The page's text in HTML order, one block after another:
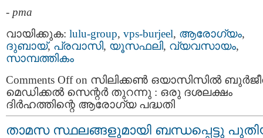
- pma
വായിക്കുക: lulu-group, vps-burjeel, ആരോഗ്യം,
ദുബായ്‌, പ്രവാസി, യൂസഫലി, വ്യവസായം,
സാമ്പത്തികം
Comments Offon സിലിക്കൺ ഒയാസിസിൽ
മെഡിക്കൽ സെന്റർ തുറന്നു : ഒരു ദശലക്ഷം
ദിർഹത്തിന്റെ ആരോഗ്യ പദ്ധതി
താമസ സ്ഥലങ്ങളുമായി ബന്ധപ്പെട്ടു